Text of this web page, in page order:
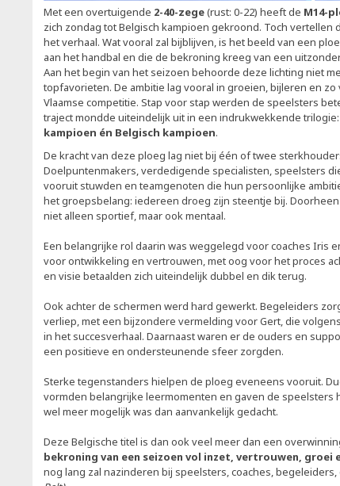
Met een overtuigende 2-40-zege(rust: 0-22) heeft de M14-
zich zondag tot Belgisch kampioen gekroond. Toch vertellen
het verhaal. Wat vooral zal bijblijven, is het beeld van een
aan het handbal en die de bekroning kreeg van een
Aan het begin van het seizoen behoorde deze lichting niet
topfavorieten. De ambitie lag vooral in groeien, bijleren en
Vlaamse competitie. Stap voor stap werden de speelsters
traject mondde uiteindelijk uit in een indrukwekkende trilogie:
kampioen én Belgisch kampioen.
De kracht van deze ploeg lag niet bij één of twee
Doelpuntenmakers, verdedigende specialisten, speelsters
vooruit stuwden en teamgenoten die hun persoonlijke
het groepsbelang: iedereen droeg zijn steentje bij.
niet alleen sportief, maar ook mentaal.
Een belangrijke rol daarin was weggelegd voor coaches Iris
voor ontwikkeling en vertrouwen, met oog voor het proces
en visie betaalden zich uiteindelijk dubbel en dik terug.
Ook achter de schermen werd hard gewerkt. Begeleiders
verliep, met een bijzondere vermelding voor Gert, die
in het succesverhaal. Daarnaast waren er de ouders en
een positieve en ondersteunende sfeer zorgden.
Sterke tegenstanders hielpen de ploeg eveneens vooruit.
vormden belangrijke leermomenten en gaven de speelsters
wel meer mogelijk was dan aanvankelijk gedacht.
Deze Belgische titel is dan ook veel meer dan een
bekroning van een seizoen vol inzet, vertrouwen, groei
nog lang zal nazinderen bij speelsters, coaches,